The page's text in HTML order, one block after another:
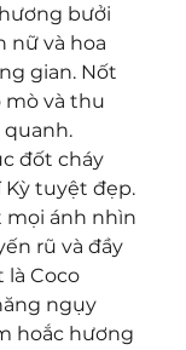
bưởi
nữ và hoa
gian. Nốt
mò và thu
đốt cháy
Kỳ tuyệt đẹp.
ánh nhìn
rũ và đầy
là Coco
ngụy
hoắc hương